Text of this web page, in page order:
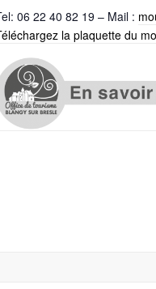
06 22 40 82 19 – Mail :
la plaquette du